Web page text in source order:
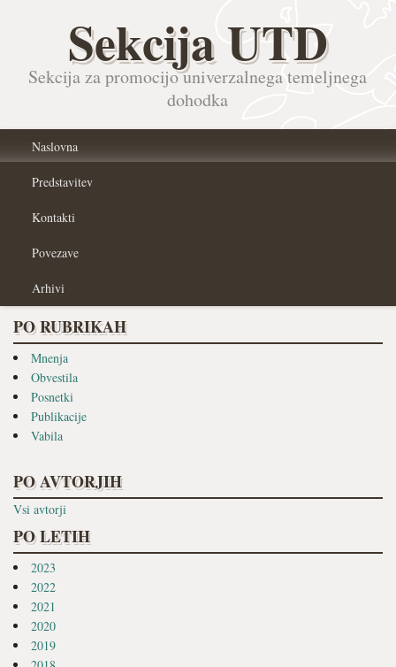
Sekcija UTD
Sekcija za promocijo univerzalnega temeljnega
dohodka
Naslovna
Predstavitev
Kontakti
Povezave
Arhivi
PO RUBRIKAH
Mnenja
Obvestila
Posnetki
Publikacije
Vabila
PO AVTORJIH
Vsi avtorji
PO LETIH
2023
2022
2021
2020
2019